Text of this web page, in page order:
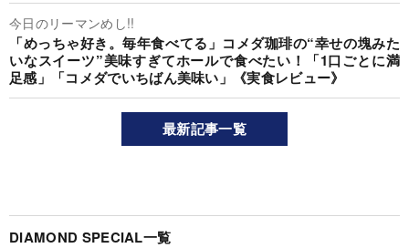
今日のリーマンめし!!
「めっちゃ好き。毎年食べてる」コメダ珈琲の“幸せの塊みた
いなスイーツ”美味すぎてホールで食べたい！「1口ごとに満
足感」「コメダでいちばん美味い」《実食レビュー》
最新記事一覧
DIAMOND SPECIAL一覧